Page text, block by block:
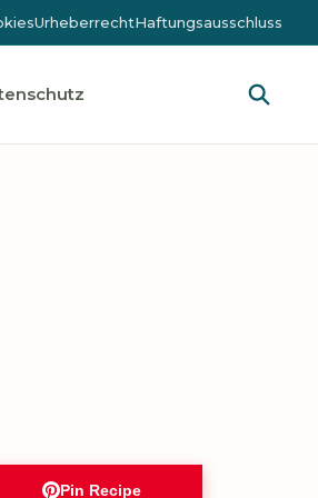
UrheberrechtHaftungsausschluss
Pin Recipe